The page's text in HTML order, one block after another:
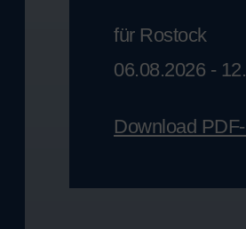
für Rostock
06.08.2026 -
Download